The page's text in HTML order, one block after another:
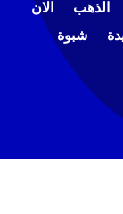
الذهب
الان
شبوة